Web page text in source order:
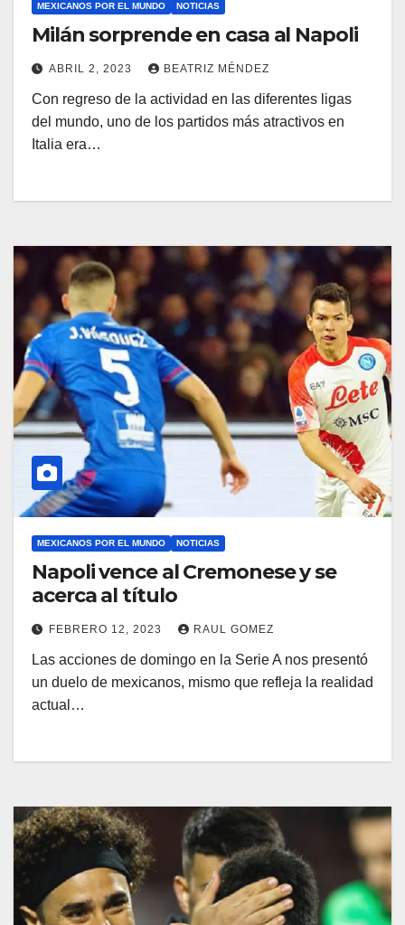
MEXICANOS POR EL MUNDO NOTICIAS
Milán sorprende en casa al Napoli
ABRIL 2, 2023 BEATRIZ MÉNDEZ
Con regreso de la actividad en las diferentes ligas
del mundo, uno de los partidos más atractivos en
Italia era…
MEXICANOS POR EL MUNDO NOTICIAS
Napoli vence al Cremonese y se
acerca al título
FEBRERO 12, 2023 RAUL GOMEZ
Las acciones de domingo en la Serie A nos presentó
un duelo de mexicanos, mismo que refleja la realidad
actual…